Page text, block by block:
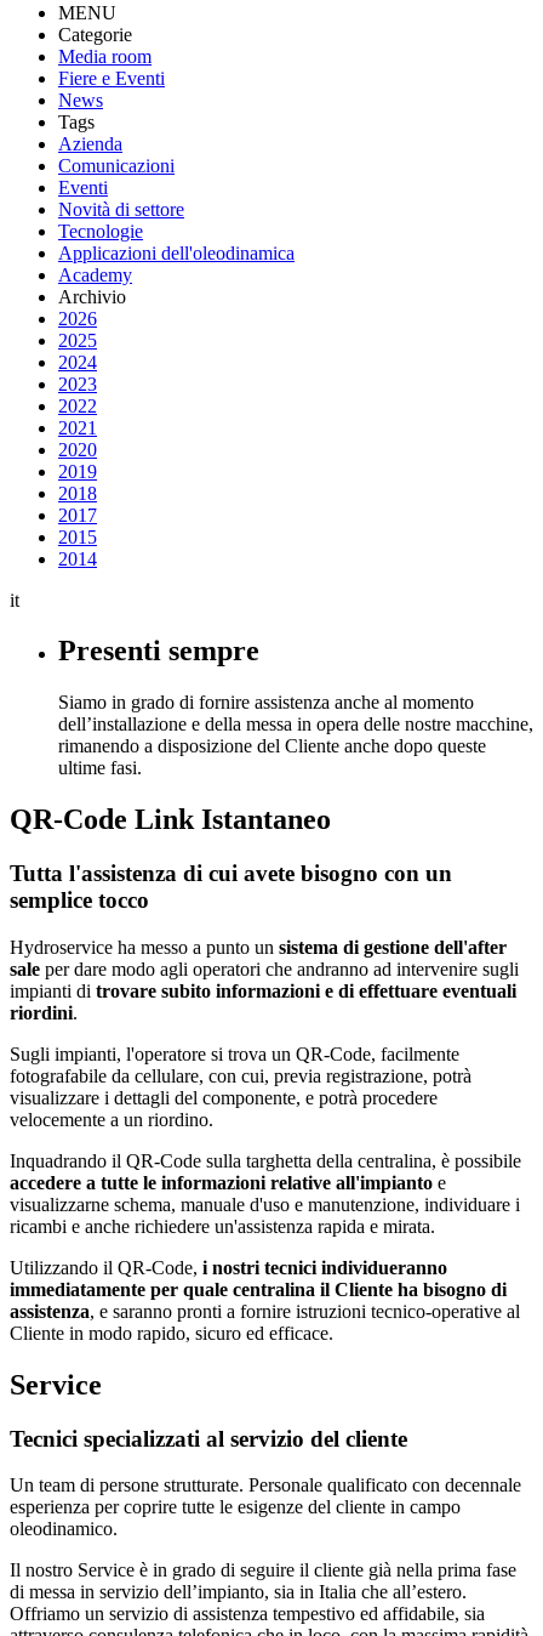
MENU
Categorie
Media room
Fiere e Eventi
News
Tags
Azienda
Comunicazioni
Eventi
Novità di settore
Tecnologie
Applicazioni dell'oleodinamica
Academy
Archivio
2026
2025
2024
2023
2022
2021
2020
2019
2018
2017
2015
2014
it
Presenti sempre
Siamo in grado di fornire assistenza anche al momento
dell’installazione e della messa in opera delle nostre macchine,
rimanendo a disposizione del Cliente anche dopo queste
ultime fasi.
QR-Code Link Istantaneo
Tutta l'assistenza di cui avete bisogno con un
semplice tocco
Hydroservice ha messo a punto un sistema di gestione dell'after
sale per dare modo agli operatori che andranno ad intervenire sugli
impianti di trovare subito informazioni e di effettuare eventuali
riordini.
Sugli impianti, l'operatore si trova un QR-Code, facilmente
fotografabile da cellulare, con cui, previa registrazione, potrà
visualizzare i dettagli del componente, e potrà procedere
velocemente a un riordino.
Inquadrando il QR-Code sulla targhetta della centralina, è possibile
accedere a tutte le informazioni relative all'impianto e
visualizzarne schema, manuale d'uso e manutenzione, individuare i
ricambi e anche richiedere un'assistenza rapida e mirata.
Utilizzando il QR-Code, i nostri tecnici individueranno
immediatamente per quale centralina il Cliente ha bisogno di
assistenza, e saranno pronti a fornire istruzioni tecnico-operative al
Cliente in modo rapido, sicuro ed efficace.
Service
Tecnici specializzati al servizio del cliente
Un team di persone strutturate. Personale qualificato con decennale
esperienza per coprire tutte le esigenze del cliente in campo
oleodinamico.
Il nostro Service è in grado di seguire il cliente già nella prima fase
di messa in servizio dell’impianto, sia in Italia che all’estero.
Offriamo un servizio di assistenza tempestivo ed affidabile, sia